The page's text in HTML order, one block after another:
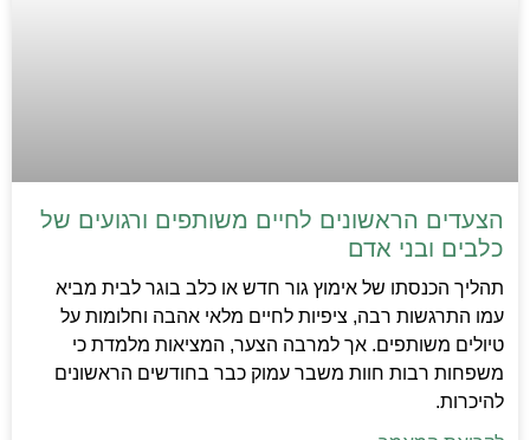
הצעדים הראשונים לחיים משותפים ורגועים של
כלבים ובני אדם
תהליך הכנסתו של אימוץ גור חדש או כלב בוגר לבית מביא
עמו התרגשות רבה, ציפיות לחיים מלאי אהבה וחלומות על
טיולים משותפים. אך למרבה הצער, המציאות מלמדת כי
משפחות רבות חוות משבר עמוק כבר בחודשים הראשונים
להיכרות.